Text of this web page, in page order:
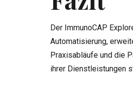
Der ImmunoCAP
Automatisierung,
Praxisabläufe und die
ihrer Dienstleistungen